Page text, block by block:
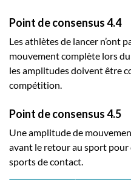
Point de consensus 4.4
Les athlètes de lancer n’ont
mouvement complète lors
les amplitudes doivent être
compétition.
Point de consensus 4.5
Une amplitude de
avant le retour au sport
sports de contact.